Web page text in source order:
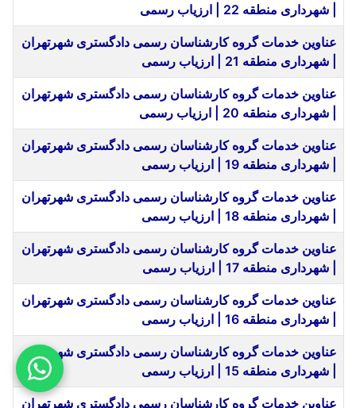
| شهرداری منطقه 22 | ارزیاب رسمی
عناوین خدمات گروه کارشناسان رسمی دادگستری شهرتهران
| شهرداری منطقه 21 | ارزیاب رسمی
عناوین خدمات گروه کارشناسان رسمی دادگستری شهرتهران
| شهرداری منطقه 20 | ارزیاب رسمی
عناوین خدمات گروه کارشناسان رسمی دادگستری شهرتهران
| شهرداری منطقه 19 | ارزیاب رسمی
عناوین خدمات گروه کارشناسان رسمی دادگستری شهرتهران
| شهرداری منطقه 18 | ارزیاب رسمی
عناوین خدمات گروه کارشناسان رسمی دادگستری شهرتهران
| شهرداری منطقه 17 | ارزیاب رسمی
عناوین خدمات گروه کارشناسان رسمی دادگستری شهرتهران
| شهرداری منطقه 16 | ارزیاب رسمی
عناوین خدمات گروه کارشناسان رسمی دادگستری شهرتهران
| شهرداری منطقه 15 | ارزیاب رسمی
عناوین خدمات گروه کارشناسان رسمی دادگستری شهرتهران